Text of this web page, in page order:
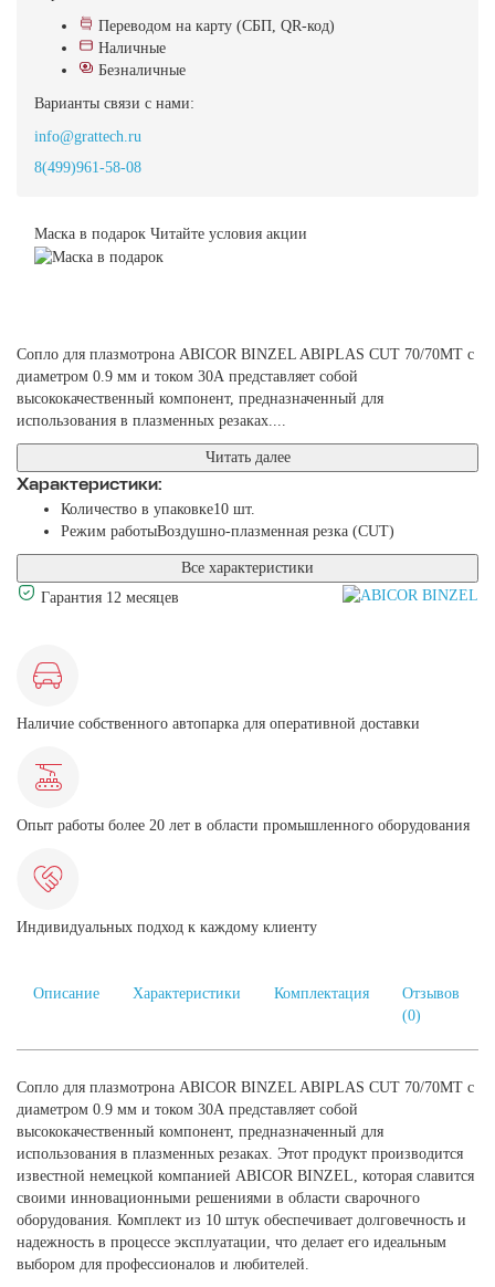
Переводом на карту (СБП, QR-код)
Наличные
Безналичные
Варианты связи с нами:
info@grattech.ru
8(499)961-58-08
Маска в подарок Читайте условия акции
Сопло для плазмотрона ABICOR BINZEL ABIPLAS CUT 70/70МТ с
диаметром 0.9 мм и током 30А представляет собой
высококачественный компонент, предназначенный для
использования в плазменных резаках....
Читать далее
Характеристики:
Количество в упаковке10 шт.
Режим работыВоздушно-плазменная резка (CUT)
Все характеристики
Гарантия 12 месяцев
Наличие собственного автопарка для оперативной доставки
Опыт работы более 20 лет в области промышленного оборудования
Индивидуальных подход к каждому клиенту
Описание Характеристики Комплектация
Отзывов
(0)
Сопло для плазмотрона ABICOR BINZEL ABIPLAS CUT 70/70МТ с
диаметром 0.9 мм и током 30А представляет собой
высококачественный компонент, предназначенный для
использования в плазменных резаках. Этот продукт производится
известной немецкой компанией ABICOR BINZEL, которая славится
своими инновационными решениями в области сварочного
оборудования. Комплект из 10 штук обеспечивает долговечность и
надежность в процессе эксплуатации, что делает его идеальным
выбором для профессионалов и любителей.